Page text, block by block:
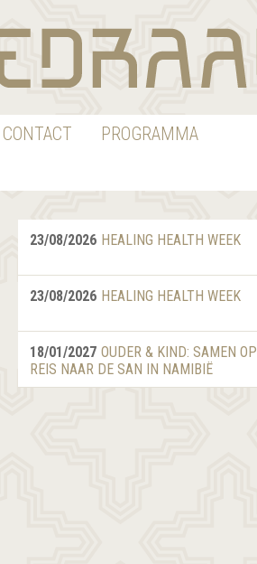
CONTACT
PROGRAMMA
23/08/2026 HEALING HEALTH WEEK
23/08/2026 HEALING HEALTH WEEK
18/01/2027 OUDER & KIND: SAMEN OP
REIS NAAR DE SAN IN NAMIBIË